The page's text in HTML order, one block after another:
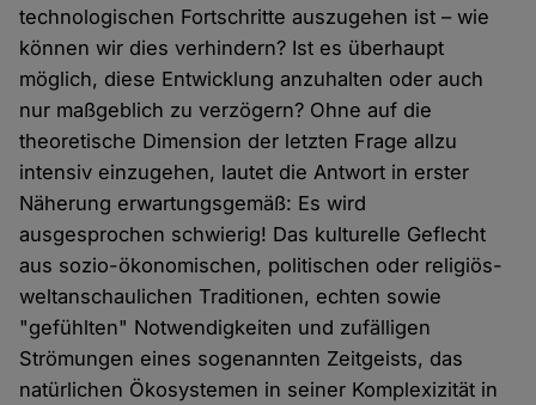
technologischen Fortschritte auszugehen ist – wie
können wir dies verhindern? Ist es überhaupt
möglich, diese Entwicklung anzuhalten oder auch
nur maßgeblich zu verzögern? Ohne auf die
theoretische Dimension der letzten Frage allzu
intensiv einzugehen, lautet die Antwort in erster
Näherung erwartungsgemäß: Es wird
ausgesprochen schwierig! Das kulturelle Geflecht
aus sozio-ökonomischen, politischen oder religiös-
weltanschaulichen Traditionen, echten sowie
"gefühlten" Notwendigkeiten und zufälligen
Strömungen eines sogenannten Zeitgeists, das
natürlichen Ökosystemen in seiner Komplexizität in